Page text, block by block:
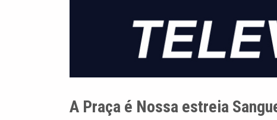
A Praça é Nossa estreia